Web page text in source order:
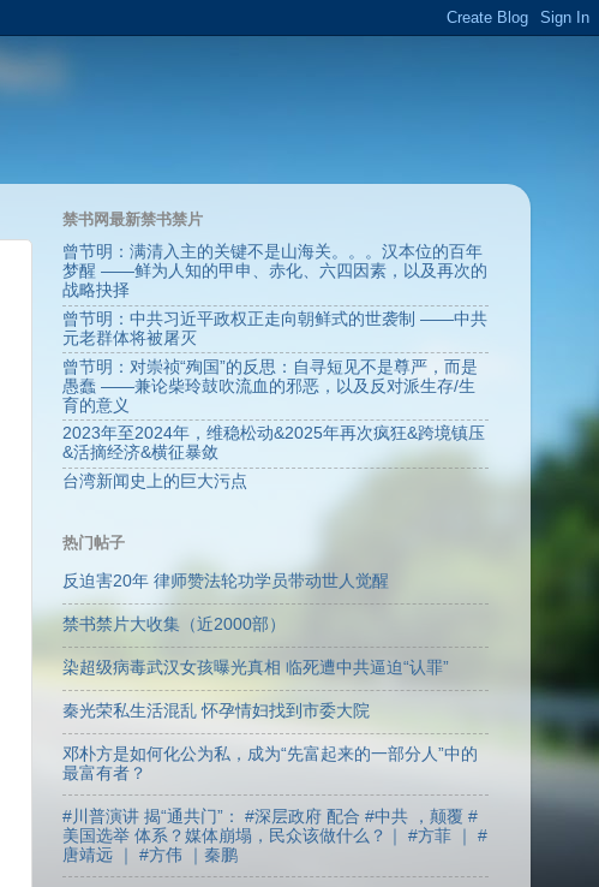
禁书网最新禁书禁片
曾节明：满清入主的关键不是山海关。。。汉本位的百年
梦醒 ——鲜为人知的甲申、赤化、六四因素，以及再次的
战略抉择
曾节明：中共习近平政权正走向朝鲜式的世袭制 ——中共
元老群体将被屠灭
曾节明：对崇祯“殉国”的反思：自寻短见不是尊严，而是
愚蠢 ——兼论柴玲鼓吹流血的邪恶，以及反对派生存/生
育的意义
2023年至2024年，维稳松动&2025年再次疯狂&跨境镇压
&活摘经济&横征暴敛
台湾新闻史上的巨大污点
热门帖子
反迫害20年 律师赞法轮功学员带动世人觉醒
禁书禁片大收集（近2000部）
染超级病毒武汉女孩曝光真相 临死遭中共逼迫“认罪”
秦光荣私生活混乱 怀孕情妇找到市委大院
邓朴方是如何化公为私，成为“先富起来的一部分人”中的
最富有者？
#川普演讲 揭“通共门”： #深层政府 配合 #中共 ，颠覆 #
美国选举 体系？媒体崩塌，民众该做什么？｜ #方菲 ｜ #
唐靖远 ｜ #方伟 ｜秦鹏